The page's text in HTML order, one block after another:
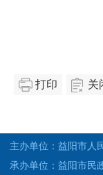
打印 关
主办单位：益阳市人
承办单位：益阳市民